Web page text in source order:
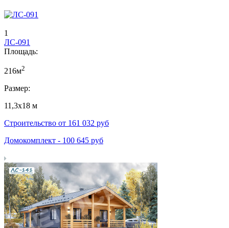
1
ЛС-091
Площадь:
216м2
Размер:
11,3х18 м
Строительство от 161 032 руб
Домокомплект - 100 645 руб